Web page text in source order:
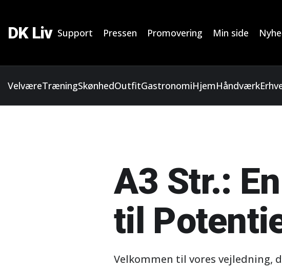
DK Liv Support Pressen Promovering Min side
VelværeTræningSkønhedOutfitGastronomiHjemHåndværk
A3 Str.:
til
Velkommen til vores